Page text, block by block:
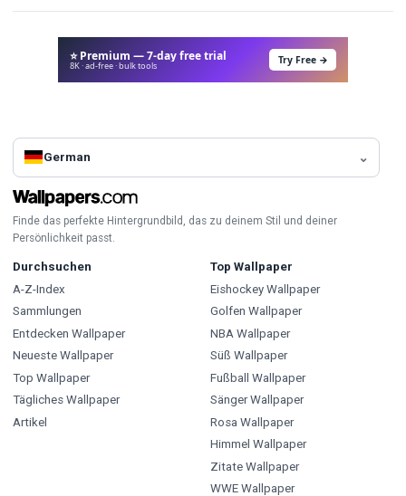
⭐ Premium — 7-day free trial
8K · ad-free · bulk tools Try Free →
German
Finde das perfekte Hintergrundbild, das zu deinem Stil und deiner
Persönlichkeit passt.
Durchsuchen
A-Z-Index
Sammlungen
Entdecken Wallpaper
Neueste Wallpaper
Top Wallpaper
Tägliches Wallpaper
Artikel
Top Wallpaper
Eishockey Wallpaper
Golfen Wallpaper
NBA Wallpaper
Süß Wallpaper
Fußball Wallpaper
Sänger Wallpaper
Rosa Wallpaper
Himmel Wallpaper
Zitate Wallpaper
WWE Wallpaper